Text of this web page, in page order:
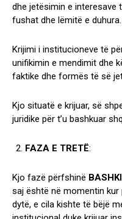
dhe jetësimin e interesave
fushat dhe lëmitë e duhura.
Krijimi i institucioneve të
unifikimin e mendimit dhe
faktike dhe formës të së
Kjo situatë e krijuar, së
juridike për t’u bashkuar
FAZA E TRETË:
Kjo fazë përfshinë
saj është në momentin
dytë, e cila kishte të bëjë